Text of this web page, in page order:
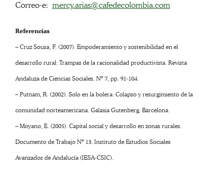
Correo-e: mercy.arias@cafedecolombia.com
Referencias
– Cruz Sousa, F. (2007). Empoderamiento y sostenibilidad en el
desarrollo rural: Trampas de la racionalidad productivista. Revista
Andaluza de Ciencias Sociales. Nº 7, pp. 91-104.
– Putnam, R. (2002). Solo en la bolera: Colapso y resurgimiento de la
comunidad norteamericana. Galaxia Gutenberg. Barcelona.
– Moyano, E. (2005). Capital social y desarrollo en zonas rurales.
Documento de Trabajo Nº 13. Instituto de Estudios Sociales
Avanzados de Andalucía (IESA-CSIC).